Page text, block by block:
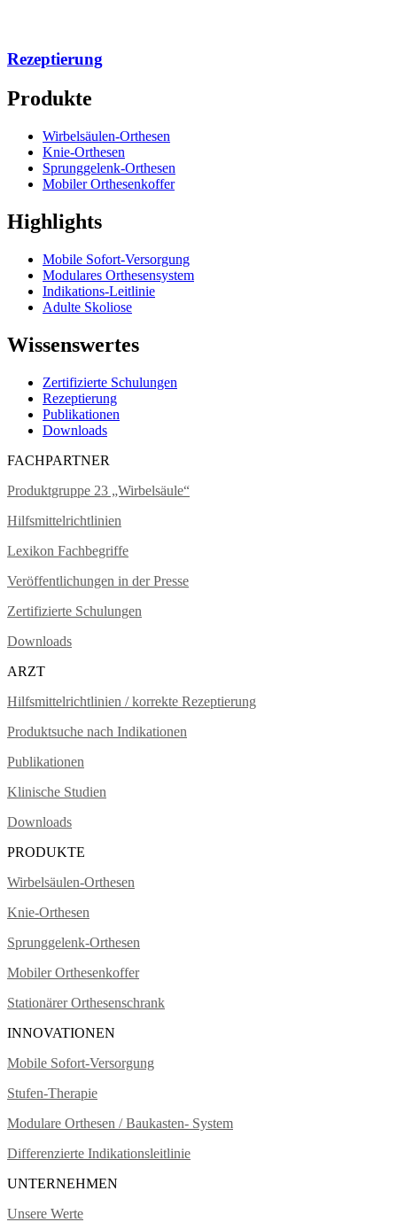
Rezeptierung
Produkte
Wirbelsäulen-Orthesen
Knie-Orthesen
Sprunggelenk-Orthesen
Mobiler Orthesenkoffer
Highlights
Mobile Sofort-Versorgung
Modulares Orthesensystem
Indikations-Leitlinie
Adulte Skoliose
Wissenswertes
Zertifizierte Schulungen
Rezeptierung
Publikationen
Downloads
FACHPARTNER
Produktgruppe 23 „Wirbelsäule“
Hilfsmittelrichtlinien
Lexikon Fachbegriffe
Veröffentlichungen in der Presse
Zertifizierte Schulungen
Downloads
ARZT
Hilfsmittelrichtlinien / korrekte Rezeptierung
Produktsuche nach Indikationen
Publikationen
Klinische Studien
Downloads
PRODUKTE
Wirbelsäulen-Orthesen
Knie-Orthesen
Sprunggelenk-Orthesen
Mobiler Orthesenkoffer
Stationärer Orthesenschrank
INNOVATIONEN
Mobile Sofort-Versorgung
Stufen-Therapie
Modulare Orthesen / Baukasten- System
Differenzierte Indikationsleitlinie
UNTERNEHMEN
Unsere Werte